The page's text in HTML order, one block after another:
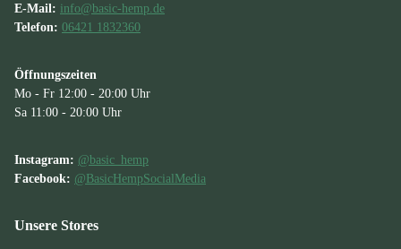
E-Mail: info@basic-hemp.de
Telefon: 06421 1832360
Öffnungszeiten
Mo - Fr 12:00 - 20:00 Uhr
Sa 11:00 - 20:00 Uhr
Instagram: @basic_hemp
Facebook: @BasicHempSocialMedia
Unsere Stores